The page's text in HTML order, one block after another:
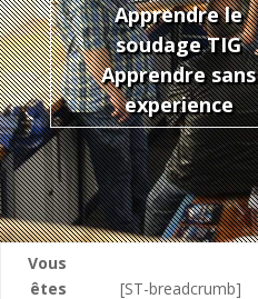
Apprendre le
soudage TIG
Apprendre sans
experience
Vous
êtes
[ST-breadcrumb]